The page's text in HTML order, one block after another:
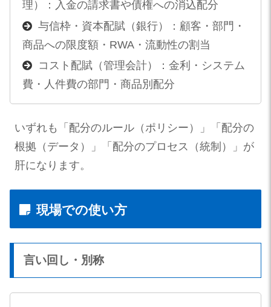
理）：入金の請求書や債権への消込配分
与信枠・資本配賦（銀行）：顧客・部門・
商品への限度額・RWA・流動性の割当
コスト配賦（管理会計）：金利・システム
費・人件費の部門・商品別配分
いずれも「配分のルール（ポリシー）」「配分の
根拠（データ）」「配分のプロセス（統制）」が
肝になります。
現場での使い方
言い回し・別称